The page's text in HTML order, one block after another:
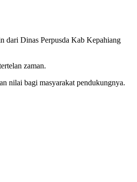
dari Dinas Perpusda Kab Kepahiang
zaman.
nilai bagi masyarakat pendukungnya.